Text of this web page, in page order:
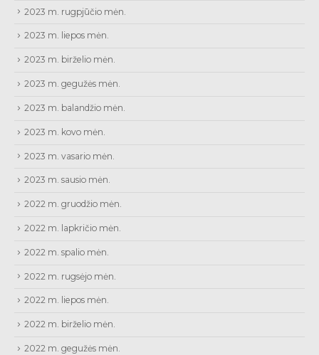
2023 m. rugpjūčio mėn.
2023 m. liepos mėn.
2023 m. birželio mėn.
2023 m. gegužės mėn.
2023 m. balandžio mėn.
2023 m. kovo mėn.
2023 m. vasario mėn.
2023 m. sausio mėn.
2022 m. gruodžio mėn.
2022 m. lapkričio mėn.
2022 m. spalio mėn.
2022 m. rugsėjo mėn.
2022 m. liepos mėn.
2022 m. birželio mėn.
2022 m. gegužės mėn.